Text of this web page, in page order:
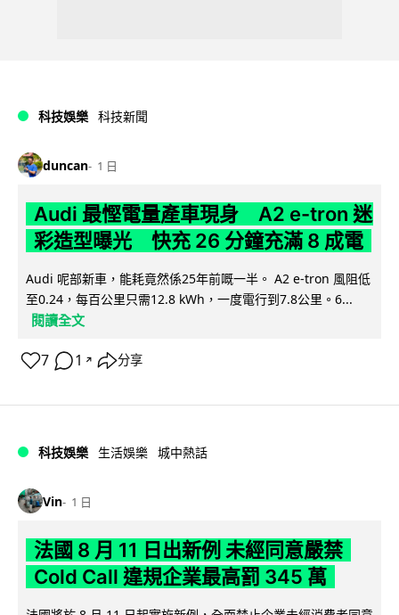
科技娛樂 科技新聞
duncan 1 日
Audi 最慳電量產車現身 A2 e-tron 迷
彩造型曝光 快充 26 分鐘充滿 8 成電
Audi 呢部新車，能耗竟然係25年前嘅一半。 A2 e-tron 風阻低
至0.24，每百公里只需12.8 kWh，一度電行到7.8公里。6...
閱讀全文
7 1 ↗ 分享
科技娛樂 生活娛樂 城中熱話
Vin 1 日
法國 8 月 11 日出新例 未經同意嚴禁
Cold Call 違規企業最高罰 345 萬